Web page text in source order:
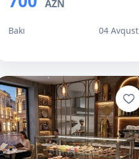
AZN
Bakı 04 Avqust